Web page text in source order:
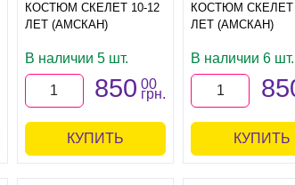
КОСТЮМ СКЕЛЕТ 10-12
ЛЕТ (АМСКАН)
В наличии 5 шт.
850 00
грн.
КУПИТЬ
КОСТЮМ СКЕЛЕТ
ЛЕТ (АМСКАН)
В наличии 6 шт.
КУПИТЬ